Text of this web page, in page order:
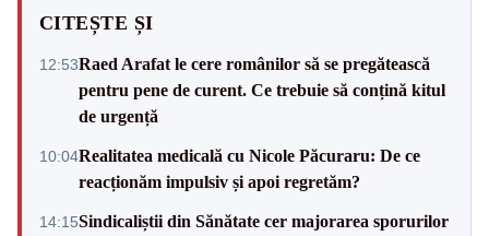
CITEȘTE ȘI
12:53Raed Arafat le cere românilor să se pregătească
pentru pene de curent. Ce trebuie să conțină kitul
de urgență
10:04Realitatea medicală cu Nicole Păcuraru: De ce
reacționăm impulsiv și apoi regretăm?
14:15Sindicaliștii din Sănătate cer majorarea sporurilor